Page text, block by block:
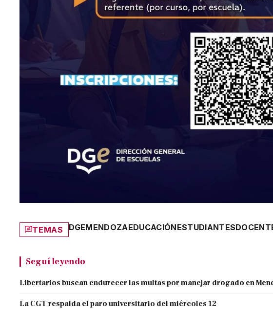
TEMAS DGEMENDOZAEDUCACIÓNESTUDIANTES
Seguí leyendo
Libertarios buscan endurecer las multas por manejar drogado en
La CGT respalda el paro universitario del miércoles 12